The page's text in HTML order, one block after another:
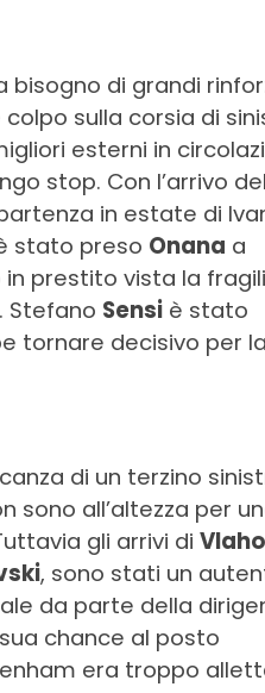
bisogno di grandi
sulla corsia di
esterni in
stop. Con l’arrivo del
in estate di
stato preso Onana a
prestito vista la
Stefano Sensi è stato
tornare decisivo per la
di un terzino
sono all’altezza per
gli arrivi di
, sono stati un
da parte della
chance al posto
era troppo